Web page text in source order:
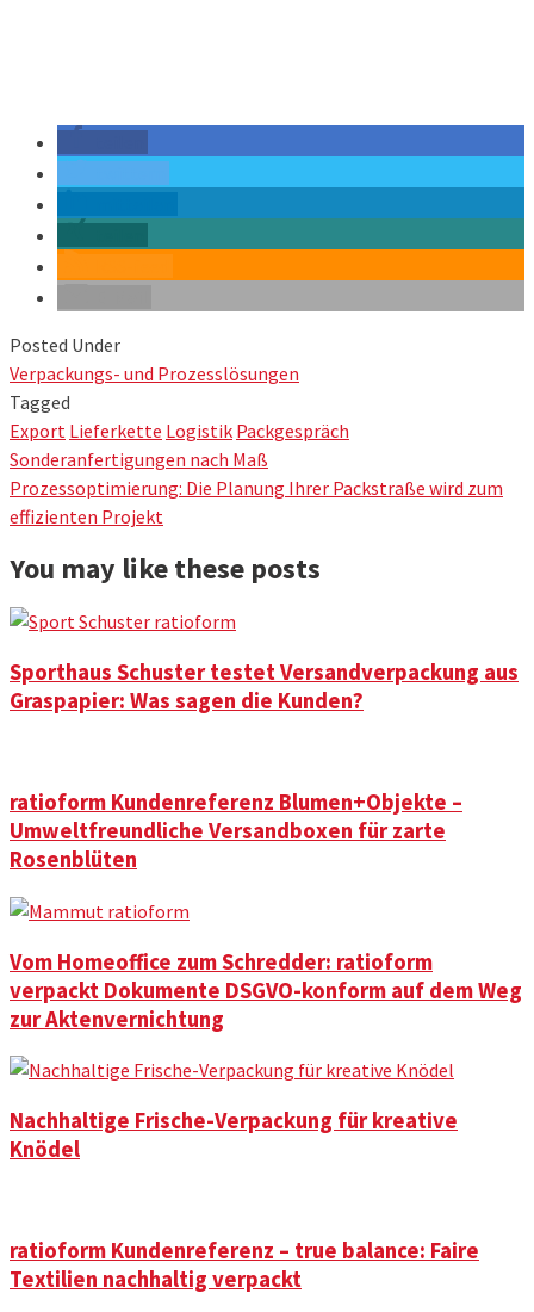
Posted Under
Verpackungs- und Prozesslösungen
Tagged
Export Lieferkette Logistik Packgespräch
Post
navigation
Sonderanfertigungen nach Maß
Prozessoptimierung: Die Planung Ihrer Packstraße wird zum
effizienten Projekt
You may like these posts
Sporthaus Schuster testet Versandverpackung aus
Graspapier: Was sagen die Kunden?
ratioform Kundenreferenz Blumen+Objekte –
Umweltfreundliche Versandboxen für zarte
Rosenblüten
Vom Homeoffice zum Schredder: ratioform
verpackt Dokumente DSGVO-konform auf dem Weg
zur Aktenvernichtung
Nachhaltige Frische-Verpackung für kreative
Knödel
ratioform Kundenreferenz – true balance: Faire
Textilien nachhaltig verpackt